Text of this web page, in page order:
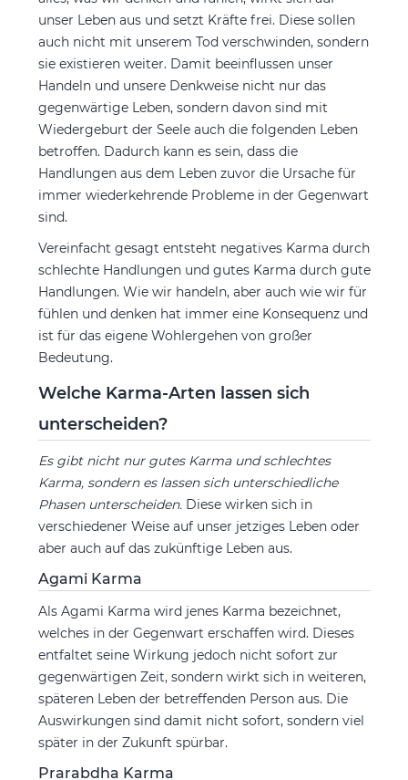
unser Leben aus und setzt Kräfte frei. Diese sollen
auch nicht mit unserem Tod verschwinden, sondern
sie existieren weiter. Damit beeinflussen unser
Handeln und unsere Denkweise nicht nur das
gegenwärtige Leben, sondern davon sind mit
Wiedergeburt der Seele auch die folgenden Leben
betroffen. Dadurch kann es sein, dass die
Handlungen aus dem Leben zuvor die Ursache für
immer wiederkehrende Probleme in der Gegenwart
sind.
Vereinfacht gesagt entsteht negatives Karma durch
schlechte Handlungen und gutes Karma durch gute
Handlungen. Wie wir handeln, aber auch wie wir für
fühlen und denken hat immer eine Konsequenz und
ist für das eigene Wohlergehen von großer
Bedeutung.
Welche Karma-Arten lassen sich
unterscheiden?
Es gibt nicht nur gutes Karma und schlechtes
Karma, sondern es lassen sich unterschiedliche
Phasen unterscheiden. Diese wirken sich in
verschiedener Weise auf unser jetziges Leben oder
aber auch auf das zukünftige Leben aus.
Agami Karma
Als Agami Karma wird jenes Karma bezeichnet,
welches in der Gegenwart erschaffen wird. Dieses
entfaltet seine Wirkung jedoch nicht sofort zur
gegenwärtigen Zeit, sondern wirkt sich in weiteren,
späteren Leben der betreffenden Person aus. Die
Auswirkungen sind damit nicht sofort, sondern viel
später in der Zukunft spürbar.
Prarabdha Karma